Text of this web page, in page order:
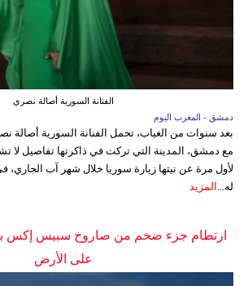
الفنانة السورية أصالة نصري
دمشق - المغرب اليوم
بعد سنوات من الغياب، تحمل الفنانة السورية أصالة
مع دمشق، المدينة التي تركت في ذاكرتها تفاصيل
لأول مرة عن نيتها زيارة سوريا خلال شهر آب الجاري،
له... المزيد
ارتطام جزء ضخم من صاروخ سبيس إكس
على الأرض